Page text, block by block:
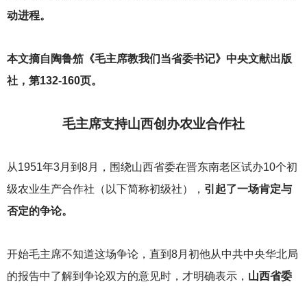
动进程。
本文摘自陶鲁笳《毛主席教我们当省委书记》中央文献出版
社，第132-160页。
毛主席支持山西创办农业合作社
从1951年3月到8月，围绕山西省委在晋东南老区试办10个初
级农业生产合作社（以下简称初级社）， 引起了一场肯定与
否定的争论。
开始毛主席不知道这场争论，直到8月初他从中共中央华北局
的报告中了解到争论双方的意见时，才明确表示， 山西省委